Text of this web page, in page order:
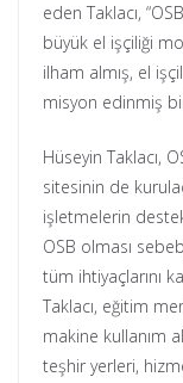
eden Taklacı,
büyük el işçiliği
ilham almış, el
misyon edinmiş
Hüseyin Taklacı,
sitesinin de
işletmelerin
OSB olması
tüm ihtiyaçlarını
Taklacı, eğitim
makine kullanım
teşhir yerleri,